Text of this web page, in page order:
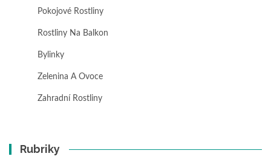
Pokojové Rostliny
Rostliny Na Balkon
Bylinky
Zelenina A Ovoce
Zahradní Rostliny
Rubriky